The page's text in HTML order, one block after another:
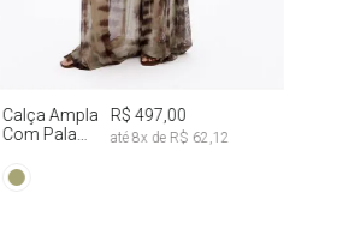
G
Calça Ampla
Com Pala
Dye
R$ 497,00
até8x deR$ 62,12